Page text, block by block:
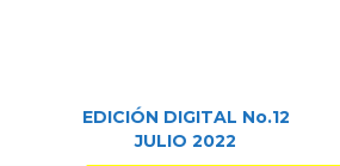
EDICIÓN DIGITAL No.12
JULIO 2022